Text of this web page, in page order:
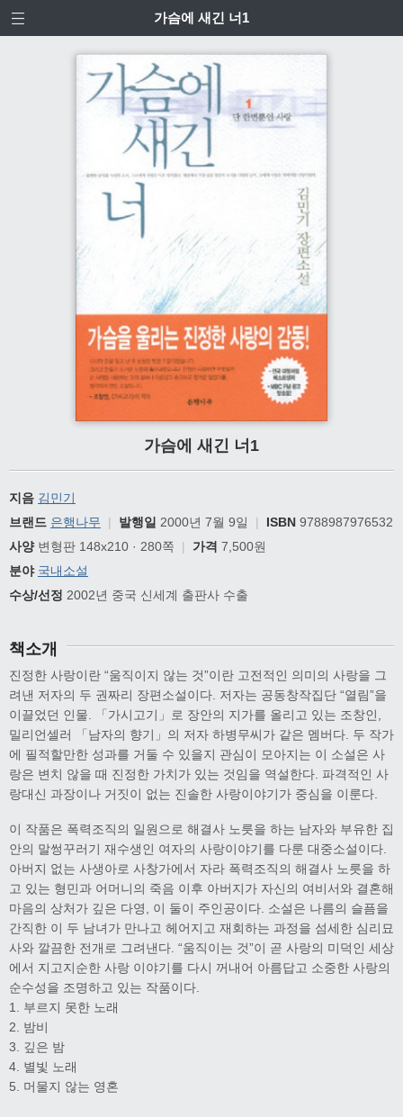
가슴에 새긴 너1
가슴에 새긴 너1
지음 김민기
브랜드 은행나무 | 발행일 2000년 7월 9일 | ISBN 9788987976532
사양변형판 148x210 · 280쪽 | 가격 7,500원
분야 국내소설
수상/선정 2002년 중국 신세계 출판사 수출
책소개
진정한 사랑이란 “움직이지 않는 것”이란 고전적인 의미의 사랑을 그
려낸 저자의 두 권짜리 장편소설이다. 저자는 공동창작집단 “열림”을
이끌었던 인물. 「가시고기」로 장안의 지가를 올리고 있는 조창인,
밀리언셀러 「남자의 향기」의 저자 하병무씨가 같은 멤버다. 두 작가
에 필적할만한 성과를 거둘 수 있을지 관심이 모아지는 이 소설은 사
랑은 변치 않을 때 진정한 가치가 있는 것임을 역설한다. 파격적인 사
랑대신 과장이나 거짓이 없는 진솔한 사랑이야기가 중심을 이룬다.
이 작품은 폭력조직의 일원으로 해결사 노릇을 하는 남자와 부유한 집
안의 말썽꾸러기 재수생인 여자의 사랑이야기를 다룬 대중소설이다.
아버지 없는 사생아로 사창가에서 자라 폭력조직의 해결사 노릇을 하
고 있는 형민과 어머니의 죽음 이후 아버지가 자신의 여비서와 결혼해
마음의 상처가 깊은 다영, 이 둘이 주인공이다. 소설은 나름의 슬픔을
간직한 이 두 남녀가 만나고 헤어지고 재회하는 과정을 섬세한 심리묘
사와 깔끔한 전개로 그려낸다. “움직이는 것”이 곧 사랑의 미덕인 세상
에서 지고지순한 사랑 이야기를 다시 꺼내어 아름답고 소중한 사랑의
순수성을 조명하고 있는 작품이다.
1. 부르지 못한 노래
2. 밤비
3. 깊은 밤
4. 별빛 노래
5. 머물지 않는 영혼